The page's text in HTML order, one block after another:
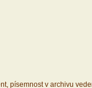
písemnost v archivu